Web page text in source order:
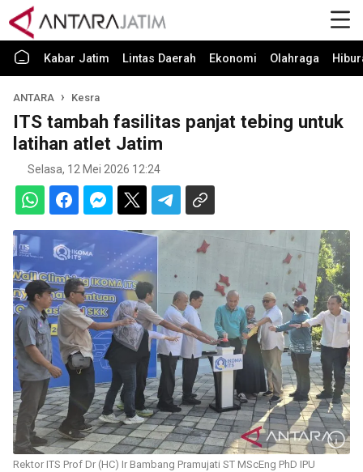
Kabar Jatim Lintas Daerah Ekonomi Olahraga
ANTARA Kesra
ITS tambah fasilitas panjat tebing untuk
latihan atlet Jatim
Selasa, 12 Mei 2026 12:24
Rektor ITS Prof Dr (HC) Ir Bambang Pramujati ST MScEng PhD IPU